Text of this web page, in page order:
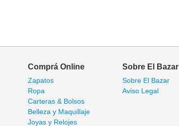
Comprá Online
Zapatos
Ropa
Carteras & Bolsos
Belleza y Maquillaje
Joyas y Relojes
Sobre El Bazar
Sobre El Bazar
Aviso Legal